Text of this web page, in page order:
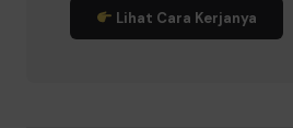
Lihat Cara Kerjanya